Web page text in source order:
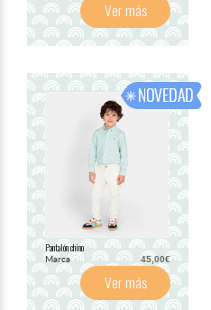
Ver más
Pantalón chino
Marca 45,00€
Ver más